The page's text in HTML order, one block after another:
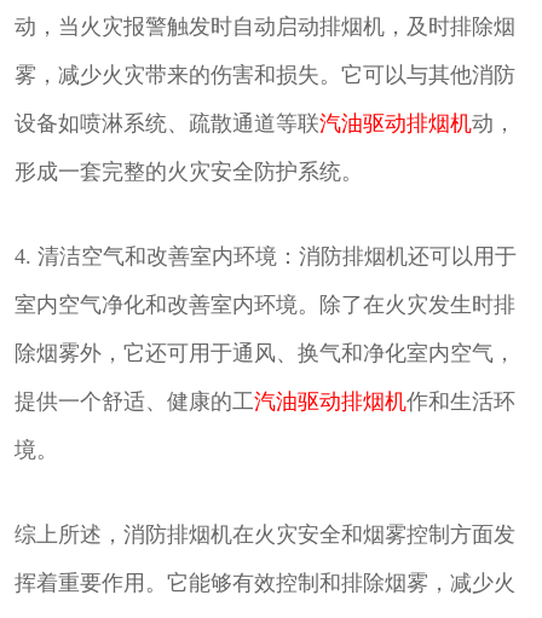
动，当火灾报警触发时自动启动排烟机，及时排除烟
雾，减少火灾带来的伤害和损失。它可以与其他消防
设备如喷淋系统、疏散通道等联汽油驱动排烟机动，
形成一套完整的火灾安全防护系统。
4. 清洁空气和改善室内环境：消防排烟机还可以用于
室内空气净化和改善室内环境。除了在火灾发生时排
除烟雾外，它还可用于通风、换气和净化室内空气，
提供一个舒适、健康的工汽油驱动排烟机作和生活环
境。
综上所述，消防排烟机在火灾安全和烟雾控制方面发
挥着重要作用。它能够有效控制和排除烟雾，减少火